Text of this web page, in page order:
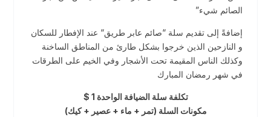
الصائم شيء”
إضافةً إلى تقديم سلة “صائم عابر طريق“ عند الإفطار للسكان
و النازحين الذين خرجوا بشكل طارئ من المناطق الساخنة
وكذلك الناس المقيمة تحت الأشجار وفي الخيم على الطرقات
في شهر رمضان المبارك
تكلفة سلة الضيافة الواحدة 1 $
مكونات السلة (تمر + ماء + عصير + كيك)